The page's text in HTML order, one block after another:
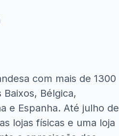
com mais de 1300
Bélgica,
e Espanha. Até julho de
lojas físicas e uma loja